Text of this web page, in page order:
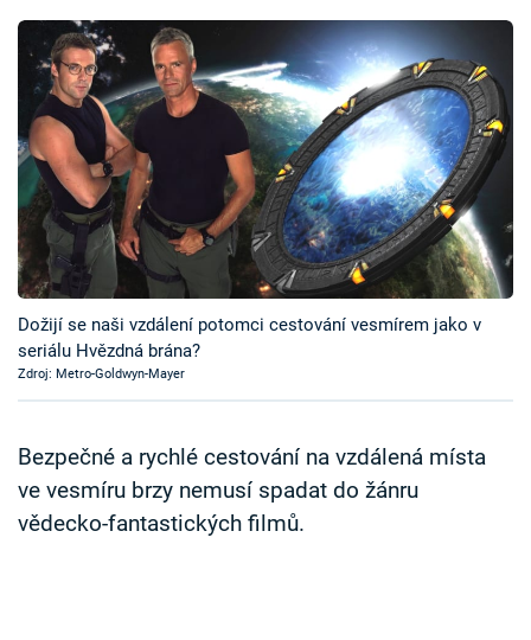
Témata
Pořady
TV Program
Časopis
Sledujte prima+
Přihlášení
Dožijí se naši vzdálení potomci cestování vesmírem jako v
seriálu Hvězdná brána?
Zdroj: Metro-Goldwyn-Mayer
Bezpečné a rychlé cestování na vzdálená místa
ve vesmíru brzy nemusí spadat do žánru
vědecko-fantastických filmů.